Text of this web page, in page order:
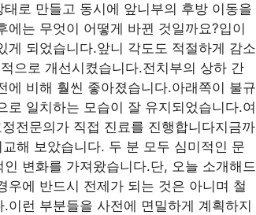
로 만들고 동시에 앞니부의 후방 이동을
는 무엇이 어떻게 바뀐 것일까요?입이
되었습니다.앞니 각도도 적절하게 감소
으로 개선시켰습니다.전치부의 상하 간
비해 훨씬 좋아졌습니다.아래쪽이 불규
일치하는 모습이 잘 유지되었습니다.여
전문의가 직접 진료를 진행합니다지금까
해 보았습니다. 두 분 모두 심미적인 문
변화를 가져왔습니다.단, 오늘 소개해드
우에 반드시 전제가 되는 것은 아니며 철
런 부분들을 사전에 면밀하게 계획하지